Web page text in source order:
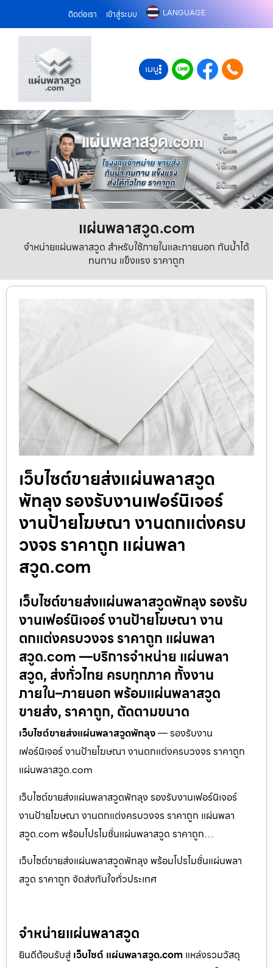
ติดต่อเรา เข้าสู่ระบบ LANGUAGE
เมนู
แผ่นพลาสวูด.com
จำหน่ายแผ่นพลาสวูด สำหรับใช้ภายในและภายนอก กันน้ำได้
ทนทาน แข็งแรง ราคาถูก
เว็บไซต์ขายส่งแผ่นพลาสวูด
พัทลุง รองรับงานเฟอร์นิเจอร์
งานป้ายโฆษณา งานตกแต่งครบ
วงจร ราคาถูก แผ่นพลา
สวูด.com
เว็บไซต์ขายส่งแผ่นพลาสวูดพัทลุง รองรับ
งานเฟอร์นิเจอร์ งานป้ายโฆษณา งาน
ตกแต่งครบวงจร ราคาถูก แผ่นพลา
สวูด.com —บริการจำหน่าย แผ่นพลา
สวูด, ส่งทั่วไทย ครบทุกภาค ทั้งงาน
ภายใน–ภายนอก พร้อมแผ่นพลาสวูด
ขายส่ง, ราคาถูก, ตัดตามขนาด
เว็บไซต์ขายส่งแผ่นพลาสวูดพัทลุง— รองรับงาน
เฟอร์นิเจอร์ งานป้ายโฆษณา งานตกแต่งครบวงจร ราคาถูก
แผ่นพลาสวูด.com
เว็บไซต์ขายส่งแผ่นพลาสวูดพัทลุง รองรับงานเฟอร์นิเจอร์
งานป้ายโฆษณา งานตกแต่งครบวงจร ราคาถูก แผ่นพลา
สวูด.com พร้อมโปรโมชั่นแผ่นพลาสวูด ราคาถูก…
เว็บไซต์ขายส่งแผ่นพลาสวูดพัทลุง พร้อมโปรโมชั่นแผ่นพลา
สวูด ราคาถูก จัดส่งทันใจทั่วประเทศ
จำหน่ายแผ่นพลาสวูด
ยินดีต้อนรับสู่ เว็บไซต์ แผ่นพลาสวูด.com แหล่งรวมวัสดุ